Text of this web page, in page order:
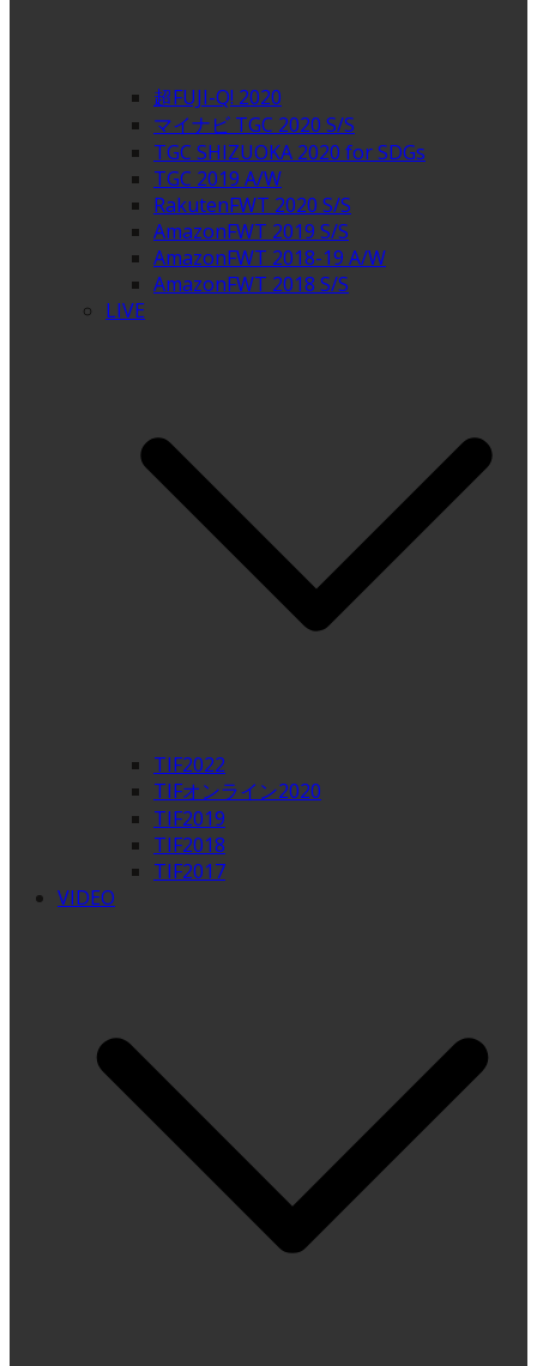
超FUJI-Q! 2020
マイナビ TGC 2020 S/S
TGC SHIZUOKA 2020 for SDGs
TGC 2019 A/W
RakutenFWT 2020 S/S
AmazonFWT 2019 S/S
AmazonFWT 2018-19 A/W
AmazonFWT 2018 S/S
LIVE
TIF2022
TIFオンライン2020
TIF2019
TIF2018
TIF2017
VIDEO